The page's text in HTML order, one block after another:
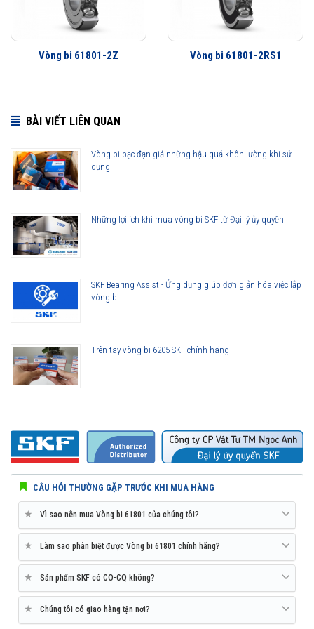
Vòng bi 61801 được phân phối chính hãng
Hotline 24/7:
079 66 55 386
Vòng bi 61801-2Z Vòng bi 61801-2RS1
BÀI VIẾT LIÊN QUAN
Vòng bi bạc đạn giả những hậu quả khôn lường khi sử
dụng
Những lợi ích khi mua vòng bi SKF từ Đại lý ủy quyền
SKF Bearing Assist - Ứng dụng giúp đơn giản hóa việc lắp
vòng bi
Trên tay vòng bi 6205 SKF chính hãng
CÂU HỎI THƯỜNG GẶP TRƯỚC KHI MUA HÀNG
★ Vì sao nên mua Vòng bi 61801 của chúng tôi?
★ Làm sao phân biệt được Vòng bi 61801 chính hãng?
★ Sản phẩm SKF có CO-CQ không?
★ Chúng tôi có giao hàng tận nơi?